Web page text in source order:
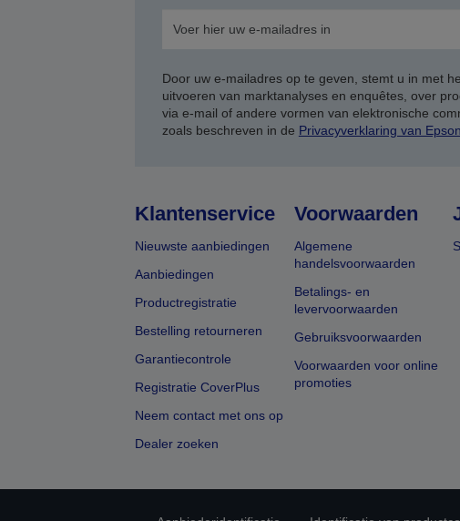
Door uw e-mailadres op te geven, stemt u in met
uitvoeren van marktanalyses en enquêtes, over
via e-mail of andere vormen van elektronische
zoals beschreven in de Privacyverklaring van Epson
Klantenservice
Nieuwste aanbiedingen
Aanbiedingen
Productregistratie
Bestelling retourneren
Garantiecontrole
Registratie CoverPlus
Neem contact met ons op
Dealer zoeken
Voorwaarden
Algemene
handelsvoorwaarden
Betalings- en
levervoorwaarden
Gebruiksvoorwaarden
Voorwaarden voor online
promoties